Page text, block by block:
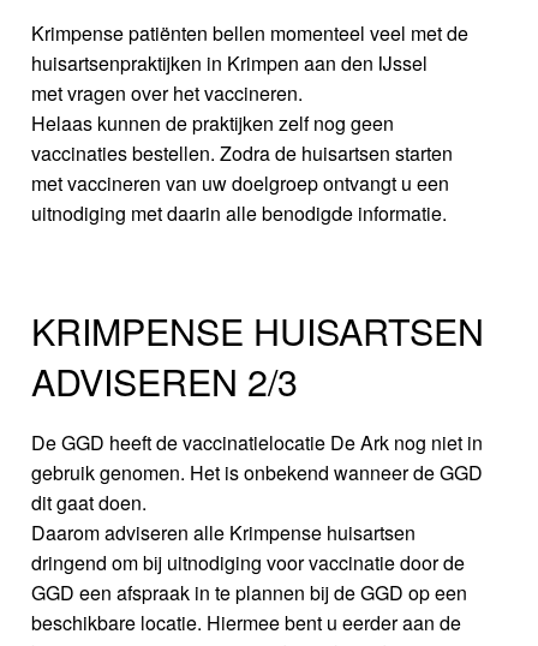
Krimpense patiënten bellen momenteel veel met de
huisartsenpraktijken in Krimpen aan den IJssel
met vragen over het vaccineren.
Helaas kunnen de praktijken zelf nog geen
vaccinaties bestellen. Zodra de huisartsen starten
met vaccineren van uw doelgroep ontvangt u een
uitnodiging met daarin alle benodigde informatie.
KRIMPENSE HUISARTSEN
ADVISEREN 2/3
De GGD heeft de vaccinatielocatie De Ark nog niet in
gebruik genomen. Het is onbekend wanneer de GGD
dit gaat doen.
Daarom adviseren alle Krimpense huisartsen
dringend om bij uitnodiging voor vaccinatie door de
GGD een afspraak in te plannen bij de GGD op een
beschikbare locatie. Hiermee bent u eerder aan de